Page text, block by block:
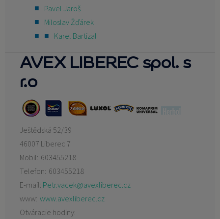
Pavel Jaroš
Miloslav Žďárek
Karel Bartizal
AVEX LIBEREC spol. s
r.o
Ještědská 52/39
46007 Liberec 7
Mobil: 603455218
Telefon: 603455218
E-mail: Petr.vacek@avexliberec.cz
www: www.avexliberec.cz
Otváracie hodiny: